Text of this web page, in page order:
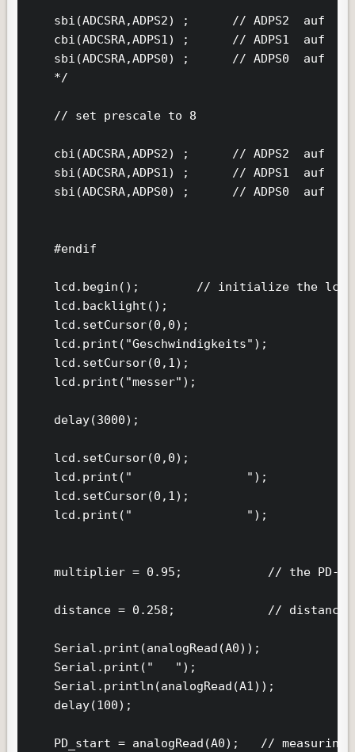
sbi(ADCSRA,ADPS2) ;      // ADPS2  auf  1
cbi(ADCSRA,ADPS1) ;      // ADPS1  auf  0
sbi(ADCSRA,ADPS0) ;      // ADPS0  auf  1
    */
    // set prescale to 8
cbi(ADCSRA,ADPS2) ;      // ADPS2  auf  0
sbi(ADCSRA,ADPS1) ;      // ADPS1  auf  1
sbi(ADCSRA,ADPS0) ;      // ADPS0  auf  1
    #endif
    lcd.begin();        // initialize the lcd
    lcd.backlight();
    lcd.setCursor(0,0);
    lcd.print("Geschwindigkeits");
    lcd.setCursor(0,1);
    lcd.print("messer");
    delay(3000);
    lcd.setCursor(0,0);
    lcd.print("                ");
    lcd.setCursor(0,1);
    lcd.print("                ");
multiplier = 0.95;            // the PD-
distance = 0.258;             // distance
    Serial.print(analogRead(A0));
    Serial.print("   ");
    Serial.println(analogRead(A1));
    delay(100);
PD_start = analogRead(A0);   //